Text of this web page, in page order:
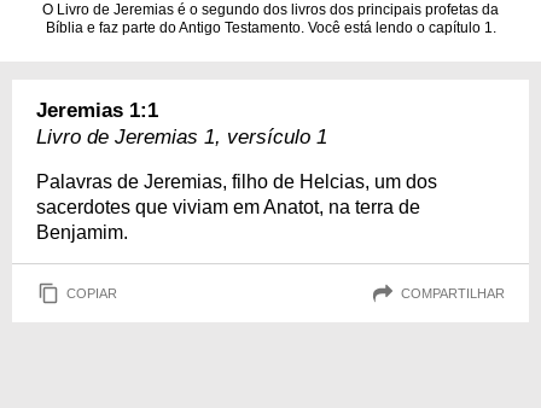
O Livro de Jeremias é o segundo dos livros dos principais profetas da
Bíblia e faz parte do Antigo Testamento. Você está lendo o capítulo 1.
Jeremias 1:1
Livro de Jeremias 1, versículo 1
Palavras de Jeremias, filho de Helcias, um dos
sacerdotes que viviam em Anatot, na terra de
Benjamim.
COPIAR COMPARTILHAR